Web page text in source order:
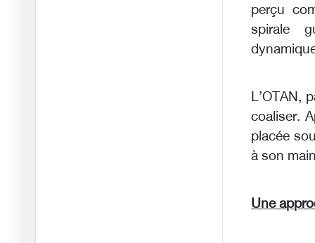
perçu
spirale
L’OTAN,
coaliser.
placée
à son
Une